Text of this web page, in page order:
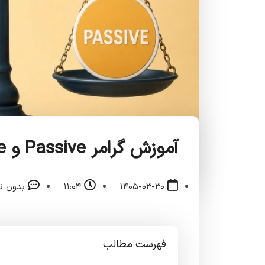
آموزش گرامر Passive و Active به زبان ساده و کاربردی
۱۴۰۵-۰۳-۳۰ ۱۱:۰۴ بدون
فهرست مطالب